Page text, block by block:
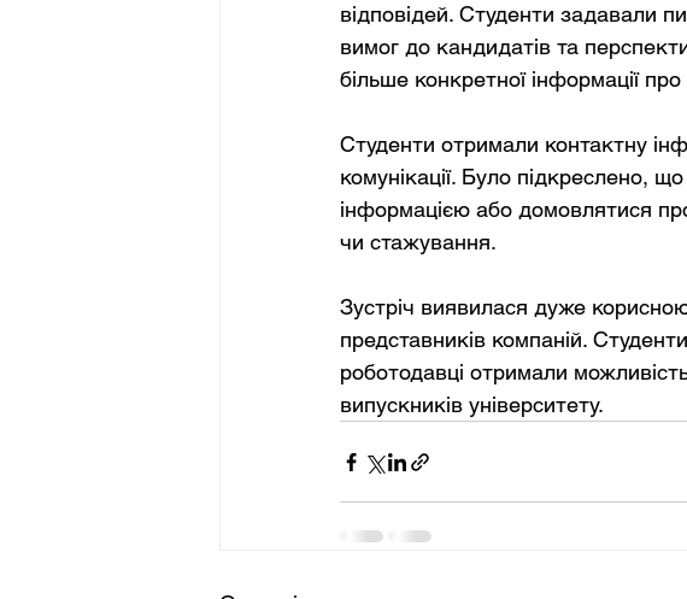
відповідей. Студенти задавали
вимог до кандидатів та
більше конкретної інформації
Студенти отримали контактну
комунікації. Було підкреслено,
інформацією або домовлятися
чи стажування.
Зустріч виявилася дуже
представників компаній.
роботодавці отримали
випускників університету.